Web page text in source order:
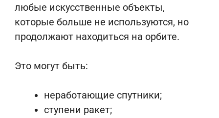
любые искусственные объекты,
которые больше не используются, но
продолжают находиться на орбите.
Это могут быть:
неработающие спутники;
ступени ракет;